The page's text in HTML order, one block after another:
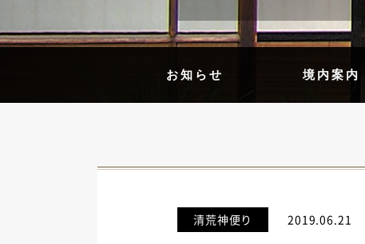
お知らせ 境内案内
清荒神便り 2019.06.21